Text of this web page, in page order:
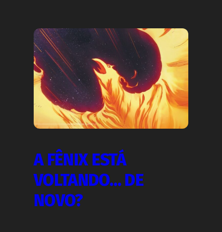
A FÊNIX ESTÁ
VOLTANDO… DE
NOVO?